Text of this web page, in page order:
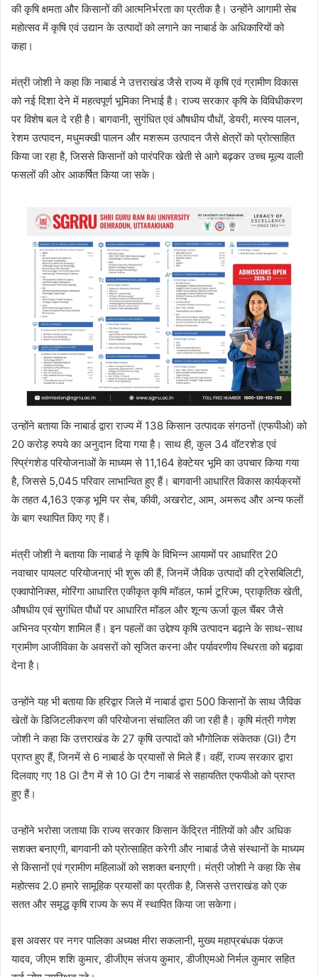
की कृषि क्षमता और किसानों की आत्मनिर्भरता का प्रतीक है। उन्होंने आगामी सेब
महोत्सव में कृषि एवं उद्यान के उत्पादों को लगाने का नाबार्ड के अधिकारियों को
कहा।
मंत्री जोशी ने कहा कि नाबार्ड ने उत्तराखंड जैसे राज्य में कृषि एवं ग्रामीण विकास
को नई दिशा देने में महत्वपूर्ण भूमिका निभाई है। राज्य सरकार कृषि के विविधीकरण
पर विशेष बल दे रही है। बागवानी, सुगंधित एवं औषधीय पौधों, डेयरी, मत्स्य पालन,
रेशम उत्पादन, मधुमक्खी पालन और मशरूम उत्पादन जैसे क्षेत्रों को प्रोत्साहित
किया जा रहा है, जिससे किसानों को पारंपरिक खेती से आगे बढ़कर उच्च मूल्य वाली
फसलों की ओर आकर्षित किया जा सके।
उन्होंने बताया कि नाबार्ड द्वारा राज्य में 138 किसान उत्पादक संगठनों (एफपीओ) को
20 करोड़ रुपये का अनुदान दिया गया है। साथ ही, कुल 34 वॉटरशेड एवं
स्प्रिंगशेड परियोजनाओं के माध्यम से 11,164 हेक्टेयर भूमि का उपचार किया गया
है, जिससे 5,045 परिवार लाभान्वित हुए हैं। बागवानी आधारित विकास कार्यक्रमों
के तहत 4,163 एकड़ भूमि पर सेब, कीवी, अखरोट, आम, अमरूद और अन्य फलों
के बाग स्थापित किए गए हैं।
मंत्री जोशी ने बताया कि नाबार्ड ने कृषि के विभिन्न आयामों पर आधारित 20
नवाचार पायलट परियोजनाएं भी शुरू की हैं, जिनमें जैविक उत्पादों की ट्रेसबिलिटी,
एक्वापोनिक्स, मोरिंगा आधारित एकीकृत कृषि मॉडल, फार्म टूरिज्म, प्राकृतिक खेती,
औषधीय एवं सुगंधित पौधों पर आधारित मॉडल और शून्य ऊर्जा कूल चैंबर जैसे
अभिनव प्रयोग शामिल हैं। इन पहलों का उद्देश्य कृषि उत्पादन बढ़ाने के साथ-साथ
ग्रामीण आजीविका के अवसरों को सृजित करना और पर्यावरणीय स्थिरता को बढ़ावा
देना है।
उन्होंने यह भी बताया कि हरिद्वार जिले में नाबार्ड द्वारा 500 किसानों के साथ जैविक
खेतों के डिजिटलीकरण की परियोजना संचालित की जा रही है। कृषि मंत्री गणेश
जोशी ने कहा कि उत्तराखंड के 27 कृषि उत्पादों को भौगोलिक संकेतक (GI) टैग
प्राप्त हुए हैं, जिनमें से 6 नाबार्ड के प्रयासों से मिले हैं। वहीं, राज्य सरकार द्वारा
दिलवाए गए 18 GI टैग में से 10 GI टैग नाबार्ड से सहायतित एफपीओ को प्राप्त
हुए हैं।
उन्होंने भरोसा जताया कि राज्य सरकार किसान केंद्रित नीतियों को और अधिक
सशक्त बनाएगी, बागवानी को प्रोत्साहित करेगी और नाबार्ड जैसे संस्थानों के माध्यम
से किसानों एवं ग्रामीण महिलाओं को सशक्त बनाएगी। मंत्री जोशी ने कहा कि सेब
महोत्सव 2.0 हमारे सामूहिक प्रयासों का प्रतीक है, जिससे उत्तराखंड को एक
सतत और समृद्ध कृषि राज्य के रूप में स्थापित किया जा सकेगा।
इस अवसर पर नगर पालिका अध्यक्ष मीरा सकलानी, मुख्य महाप्रबंधक पंकज
यादव, जीएम शशि कुमार, डीजीएम संजय कुमार, डीजीएमओ निर्मल कुमार सहित